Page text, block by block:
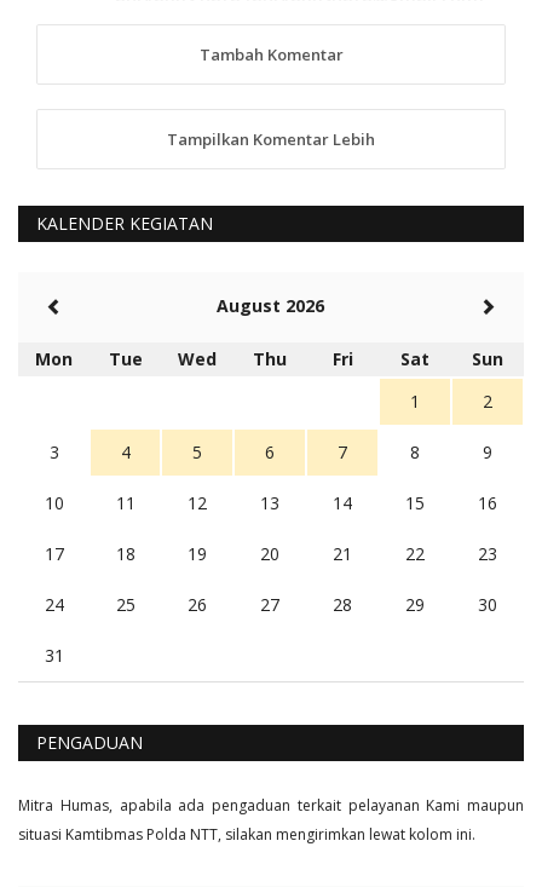
TKS atas saran dan masukannya, akan kami
tindaklanjuti
anggy (anakkaos@gmail.com)
Kami perantu bisa baca langsung terkait Pilkada Sumba
5 tahun Yang lalu
Rambu (rambu03@gmail.com)
Berita Polres Sumba Barat Mantap
5 tahun Yang lalu
Balas
16
Tambah Komentar
Tampilkan Komentar Lebih
KALENDER KEGIATAN
August 2026
Mon Tue Wed Thu Fri Sat
Sun
1
2
3 4 5 6 7 8 9
10 11 12 13 14 15 16
17 18 19 20 21 22 23
24 25 26 27 28 29 30
31
PENGADUAN
Mitra Humas, apabila ada pengaduan terkait pelayanan Kami maupun
situasi Kamtibmas Polda NTT, silakan mengirimkan lewat kolom ini.